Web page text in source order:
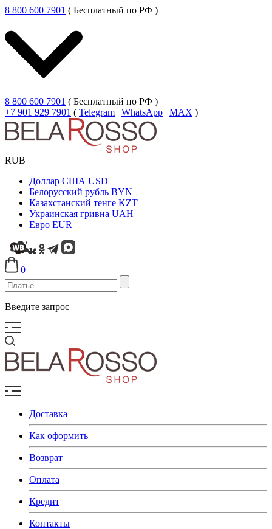
8 800 600 7901 ( Бесплатный по РФ )
8 800 600 7901 ( Бесплатный по РФ )
+7 901 929 7901 ( Telegram | WhatsApp | MAX )
RUB
Доллар США USD
Белорусский рубль BYN
Казахстанский тенге KZT
Украинская гривна UAH
Евро EUR
0
Введите запрос
Доставка
Как оформить
Возврат
Оплата
Кредит
Контакты